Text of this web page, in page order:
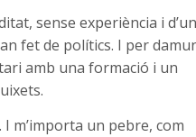
sense experiència i
fet de polítics. I per
amb una formació i un
I m’importa un pebre, com